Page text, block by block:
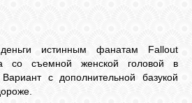
истинным фанатам Fallout
со съемной женской головой в
с дополнительной базукой